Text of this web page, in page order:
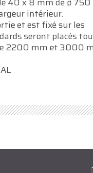
intérieur.
et est fixé sur les
seront placés
2200 mm et 3000